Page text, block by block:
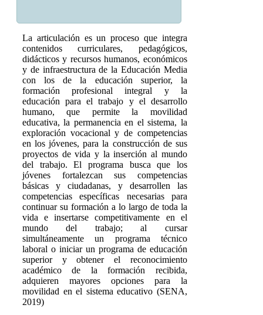
La articulación es un proceso que integra
contenidos curriculares, pedagógicos,
didácticos y recursos humanos, económicos
y de infraestructura de la Educación Media
con los de la educación superior, la
formación profesional integral y la
educación para el trabajo y el desarrollo
humano, que permite la movilidad
educativa, la permanencia en el sistema, la
exploración vocacional y de competencias
en los jóvenes, para la construcción de sus
proyectos de vida y la inserción al mundo
del trabajo. El programa busca que los
jóvenes fortalezcan sus competencias
básicas y ciudadanas, y desarrollen las
competencias específicas necesarias para
continuar su formación a lo largo de toda la
vida e insertarse competitivamente en el
mundo del trabajo; al cursar
simultáneamente un programa técnico
laboral o iniciar un programa de educación
superior y obtener el reconocimiento
académico de la formación recibida,
adquieren mayores opciones para la
movilidad en el sistema educativo (SENA,
2019)